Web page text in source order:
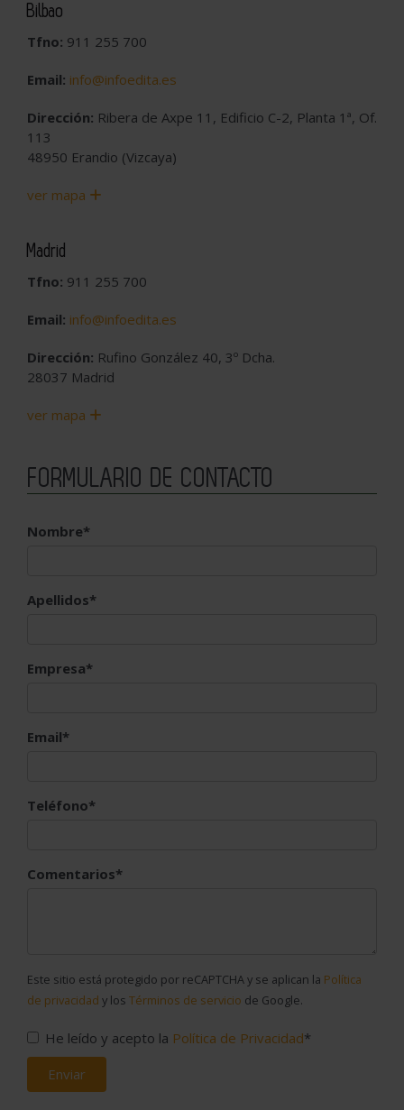
Bilbao
Tfno: 911 255 700
Email: info@infoedita.es
Dirección: Ribera de Axpe 11, Edificio C-2, Planta 1ª, Of.
113
48950 Erandio (Vizcaya)
ver mapa
Madrid
Tfno: 911 255 700
Email: info@infoedita.es
Dirección: Rufino González 40, 3º Dcha.
28037 Madrid
ver mapa
FORMULARIO DE CONTACTO
Nombre*
Apellidos*
Empresa*
Email*
Teléfono*
Comentarios*
Este sitio está protegido por reCAPTCHA y se aplican la Política
de privacidad y los Términos de servicio de Google.
He leído y acepto la Política de Privacidad*